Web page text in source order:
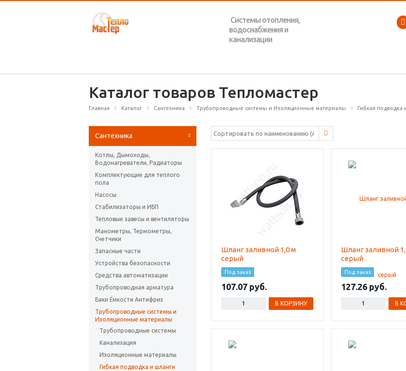
Системы отопления,
водоснабжения и
канализации
Каталог товаров Тепломастер
Главная Каталог Сантехника Трубопроводные системы и Изоляционные материалы Гибкая подводка
Сантехника
Котлы, Дымоходы,
Водонагреватели, Радиаторы
Комплектующие для теплого
пола
Насосы
Стабилизаторы и ИБП
Тепловые завесы и вентиляторы
Манометры, Термометры,
Счетчики
Запасные части
Устройства безопасности
Средства автоматизации
Трубопроводная арматура
Баки Ёмкости Антифриз
Трубопроводные системы и
Изоляционные материалы
Трубопроводные системы
Канализация
Изоляционные материалы
Гибкая подводка и шланги
Шланг заливной 1,0 м
серый
Под заказ
107.07
В КОРЗИНУ
Шланг заливной
серый
Под заказ
127.26
В